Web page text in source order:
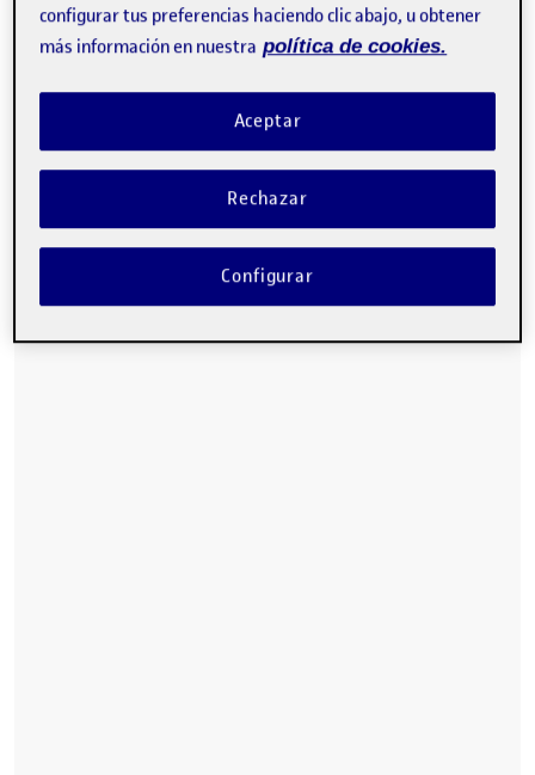
configurar tus preferencias haciendo clic abajo, u obtener
más información en nuestra política de cookies.
Rechazar
Aceptar
Configurar